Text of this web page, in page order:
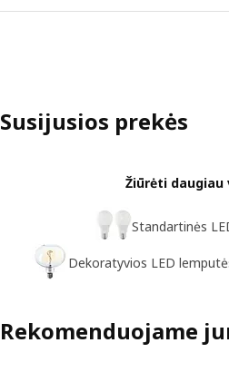
Susijusios prekės
Žiūrėti daugiau
Standartinės
Dekoratyvios LED
Rekomenduojame